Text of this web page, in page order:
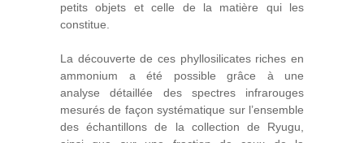
petits objets et celle de la matière qui les
constitue.
La découverte de ces phyllosilicates riches en
ammonium a été possible grâce à une
analyse détaillée des spectres infrarouges
mesurés de façon systématique sur l’ensemble
des échantillons de la collection de Ryugu,